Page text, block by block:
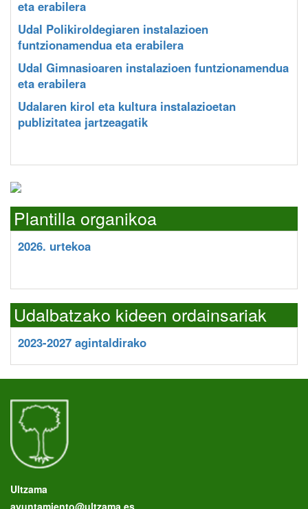
eta erabilera
Udal Polikiroldegiaren instalazioen
funtzionamendua eta erabilera
Udal Gimnasioaren instalazioen funtzionamendua
eta erabilera
Udalaren kirol eta kultura instalazioetan
publizitatea jartzeagatik
Plantilla organikoa
2026. urtekoa
Udalbatzako kideen ordainsariak
2023-2027 agintaldirako
Ultzama